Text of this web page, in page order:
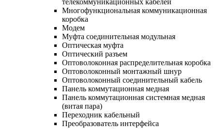
Многофункциональная коммуникационная
коробка
Модем
Муфта соединительная модульная
Оптическая муфта
Оптический разъем
Оптоволоконная распределительная коробка
Оптоволоконный монтажный шнур
Оптоволоконный соединительный кабель
Панель коммутационная медная
Панель коммутационная системная медная
(витая пара)
Переходник кабельный
Преобразователь интерфейса